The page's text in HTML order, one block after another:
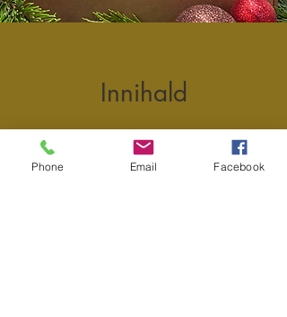
Innihald
Laxá rauðvínsflaska
Phone Email Facebook